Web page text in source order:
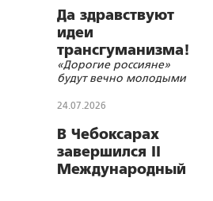
Да здравствуют
идеи
трансгуманизма!
«Дорогие россияне»
будут вечно молодыми
24.07.2026
В Чебоксарах
завершился II
Международный